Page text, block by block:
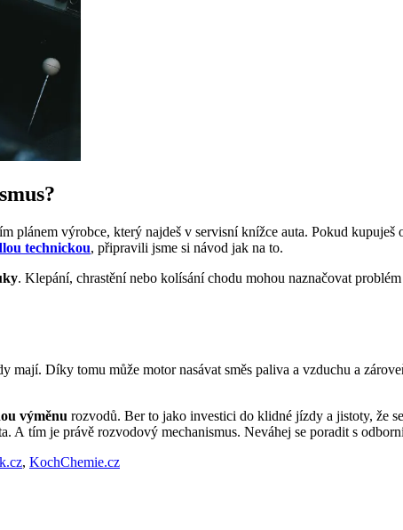
plánem výrobce, který najdeš v servisní knížce auta. Pokud
technickou, připravili jsme si návod jak na to.
. Klepání, chrastění nebo kolísání chodu mohou naznačovat
Díky tomu může motor nasávat směs paliva a vzduchu a
výměnu rozvodů. Ber to jako investici do klidné jízdy a jistoty, že
A tím je právě rozvodový mechanismus. Neváhej se poradit s
, KochChemie.cz